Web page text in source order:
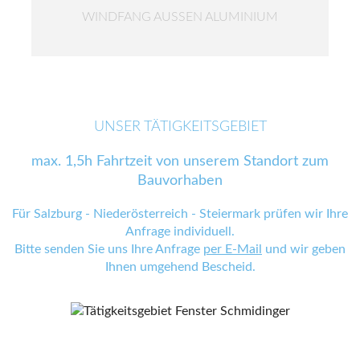
WINDFANG AUSSEN ALUMINIUM
UNSER TÄTIGKEITSGEBIET
max. 1,5h Fahrtzeit von unserem Standort zum
Bauvorhaben
Für Salzburg - Niederösterreich - Steiermark prüfen wir Ihre
Anfrage individuell.
Bitte senden Sie uns Ihre Anfrage per E-Mail
und wir geben
Ihnen umgehend Bescheid.